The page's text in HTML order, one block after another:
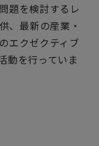
題を検討するレ
最新の産業・
エクゼクティブ
動を行っていま